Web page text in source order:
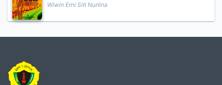
Wiwin Erni Siti Nurlina